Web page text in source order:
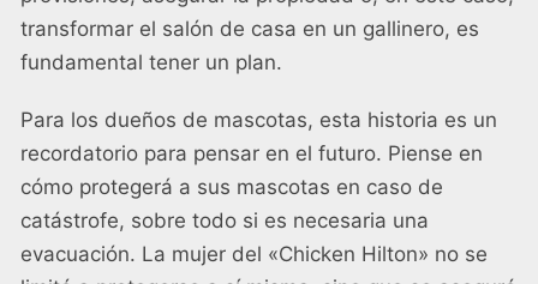
transformar el salón de casa en un gallinero, es
fundamental tener un plan.
Para los dueños de mascotas, esta historia es un
recordatorio para pensar en el futuro. Piense en
cómo protegerá a sus mascotas en caso de
catástrofe, sobre todo si es necesaria una
evacuación. La mujer del «Chicken Hilton» no se